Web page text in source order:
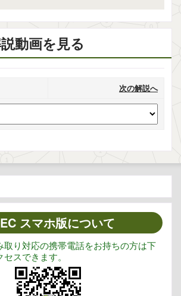
動画を見る
次の解説へ
スマホ版について
取り対応の携帯電話をお持ちの方は下
スできます。